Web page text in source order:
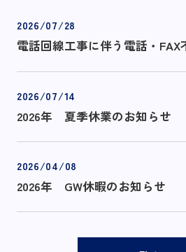
2026/07/28
電話回線工事に伴う電話・FAX
2026/07/14
2026年 夏季休業のお知らせ
2026/04/08
2026年 GW休暇のお知らせ